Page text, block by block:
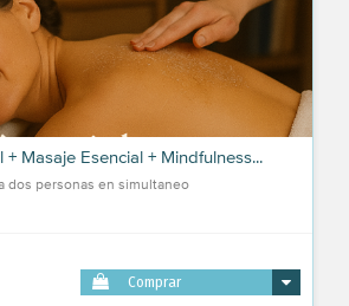
Masaje Esencial + Mindfulness...
dos personas en simultaneo
Comprar